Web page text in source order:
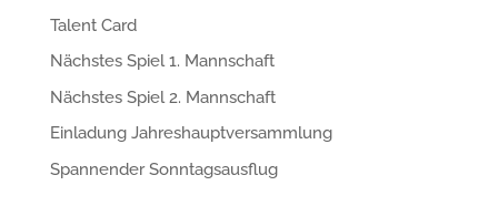
Talent Card
Nächstes Spiel 1. Mannschaft
Nächstes Spiel 2. Mannschaft
Einladung Jahreshauptversammlung
Spannender Sonntagsausflug